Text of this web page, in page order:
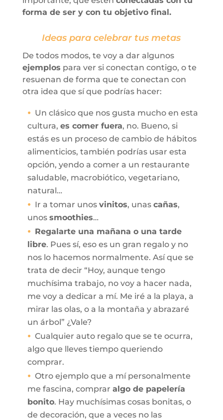
forma de ser y con tu objetivo final.
Ideas para celebrar tus metas
De todos modos, te voy a dar algunos
ejemplos para ver si conectan contigo, o te
resuenan de forma que te conectan con
otra idea que sí que podrías hacer:
Un clásico que nos gusta mucho en esta
cultura, es comer fuera, no. Bueno, si
estás es un proceso de cambio de hábitos
alimenticios, también podrías usar esta
opción, yendo a comer a un restaurante
saludable, macrobiótico, vegetariano,
natural…
Ir a tomar unos vinitos, unas cañas,
unos smoothies…
Regalarte una mañana o una tarde
libre. Pues sí, eso es un gran regalo y no
nos lo hacemos normalmente. Así que se
trata de decir “Hoy, aunque tengo
muchísima trabajo, no voy a hacer nada,
me voy a dedicar a mí. Me iré a la playa, a
mirar las olas, o a la montaña y abrazaré
un árbol” ¿Vale?
Cualquier auto regalo que se te ocurra,
algo que lleves tiempo queriendo
comprar.
Otro ejemplo que a mí personalmente
me fascina, comprar algo de papelería
bonito. Hay muchísimas cosas bonitas, o
de decoración, que a veces no las